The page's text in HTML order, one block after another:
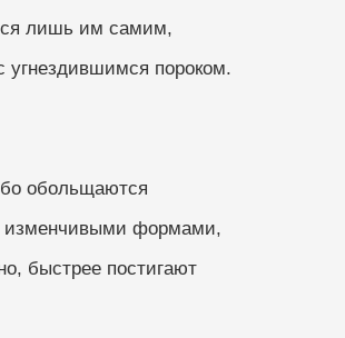
лишь им самим,
угнездившимся пороком.
обольщаются
формами,
быстрее постигают